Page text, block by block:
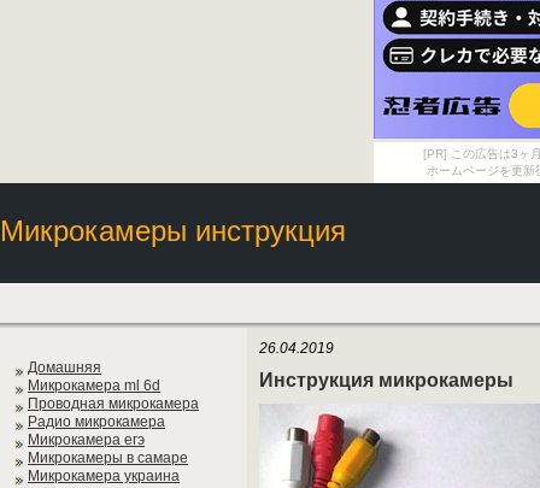
[PR] この広告は3ヶ
ホームページを更
Микрокамеры инструкция
Домашняя
Микрокамера ml 6d
Проводная микрокамера
Радио микрокамера
Микрокамера егэ
Микрокамеры в самаре
Микрокамера украина
26.04.2019
Инструкция микрокамеры